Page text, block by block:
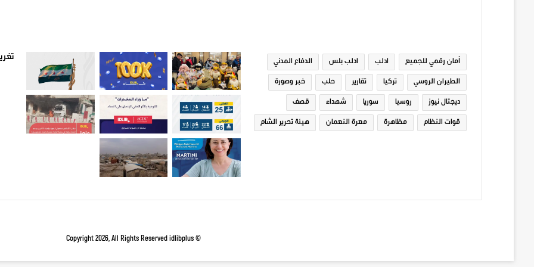
أمان رقمي للجميع ادلب ادلب بلس الدفاع المدني
الطيران الروسي تركيا تقارير حلب خبر وصورة
ديجتال نيوز روسيا سوريا شهداء قصف
قوات النظام مظاهرة معرة النعمان هيئة تحرير الشام
© Copyright 2026, All Rights Reserved
idlibplus